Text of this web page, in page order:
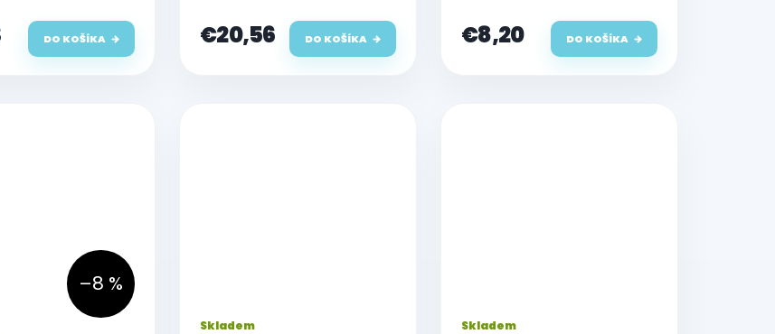
DO KOŠÍKA €20,56 DO KOŠÍKA €8,20 DO KOŠÍKA
–8 %
Skladem Skladem